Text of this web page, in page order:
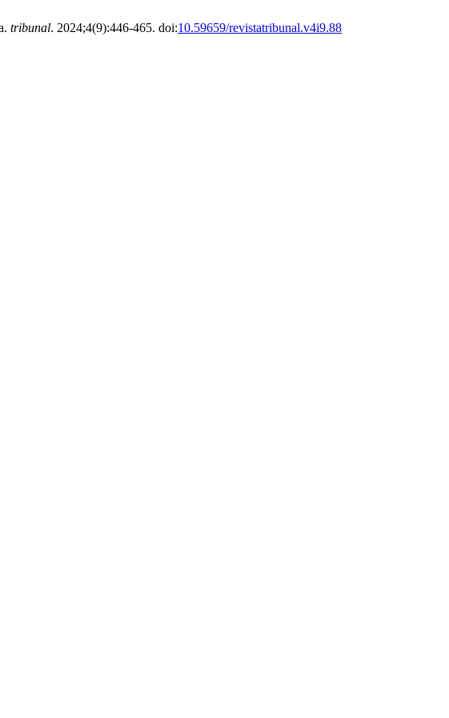
tribunal. 2024;4(9):446-465. doi:10.59659/revistatribunal.v4i9.88